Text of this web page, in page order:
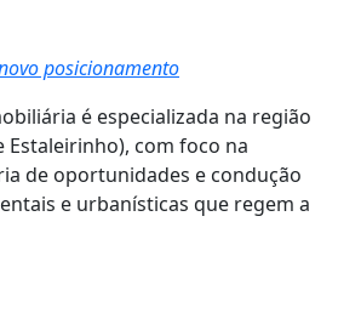
posicionamento
é especializada na região
Estaleirinho), com foco na
de oportunidades e condução
e urbanísticas que regem a